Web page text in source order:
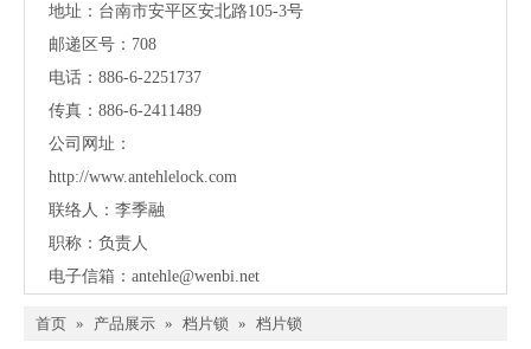
地址：台南市安平区安北路105-3号
邮递区号：708
电话：886-6-2251737
传真：886-6-2411489
公司网址：
http://www.antehlelock.com
联络人：李季融
职称：负责人
电子信箱： antehle@wenbi.net
首页 » 产品展示 » 档片锁 » 档片锁